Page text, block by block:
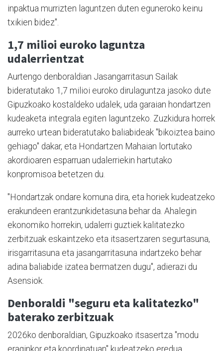
inpaktua murrizten laguntzen duten eguneroko keinu
txikien bidez".
1,7 milioi euroko laguntza
udalerrientzat
Aurtengo denboraldian Jasangarritasun Sailak
bideratutako 1,7 milioi euroko dirulaguntza jasoko dute
Gipuzkoako kostaldeko udalek, uda garaian hondartzen
kudeaketa integrala egiten laguntzeko. Zuzkidura horrek
aurreko urtean bideratutako baliabideak "bikoiztea baino
gehiago" dakar, eta Hondartzen Mahaian lortutako
akordioaren esparruan udalerriekin hartutako
konpromisoa betetzen du.
"Hondartzak ondare komuna dira, eta horiek kudeatzeko
erakundeen erantzunkidetasuna behar da. Ahalegin
ekonomiko horrekin, udalerri guztiek kalitatezko
zerbitzuak eskaintzeko eta itsasertzaren segurtasuna,
irisgarritasuna eta jasangarritasuna indartzeko behar
adina baliabide izatea bermatzen dugu", adierazi du
Asensiok.
Denboraldi "seguru eta kalitatezko"
baterako zerbitzuak
2026ko denboraldian, Gipuzkoako itsasertza "modu